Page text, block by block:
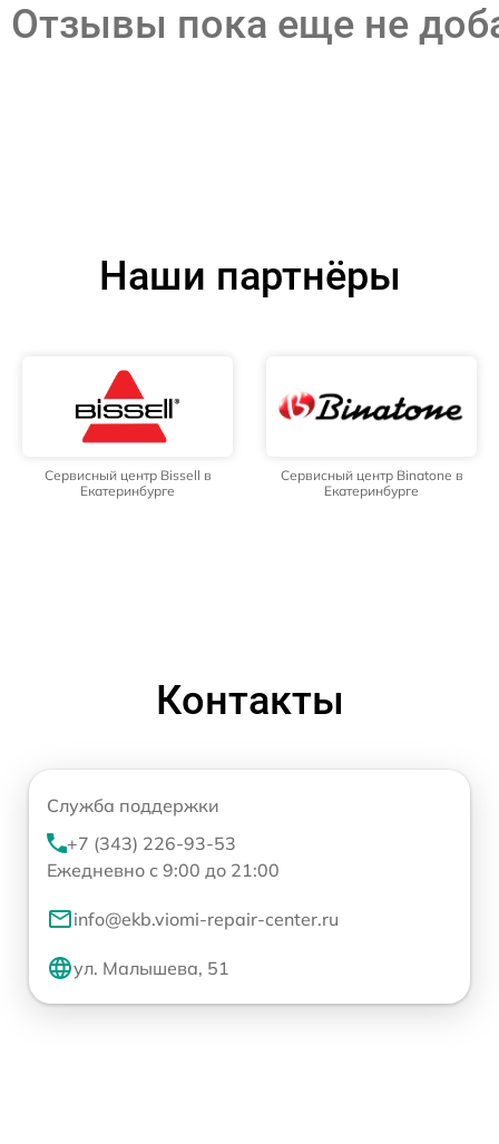
Отзывы пока еще не
Наши партнёры
Сервисный центр Bissell в
Екатеринбурге
Сервисный центр Binatone в
Екатеринбурге
Контакты
Служба поддержки
+7 (343) 226-93-53
Ежедневно с 9:00 до 21:00
info@ekb.viomi-repair-center.ru
ул. Малышева, 51